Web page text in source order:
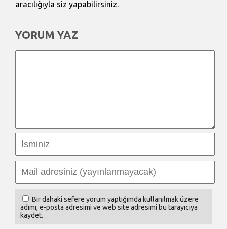
aracılığıyla siz yapabilirsiniz.
YORUM YAZ
Bir dahaki sefere yorum yaptığımda kullanılmak üzere
adımı, e-posta adresimi ve web site adresimi bu tarayıcıya
kaydet.